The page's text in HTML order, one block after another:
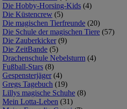
Die Hobby-Horsing-Kids (4)
Die Küstencrew (5)
Die magischen Tierfreunde (20)
Die Schule der magischen Tiere (57)
Die Zauberkicker (9)
Die ZeitBande (5)
Drachenschule Nebelsturm (4)
Fußball-Stars (8)
Gespensterjäger (4)
Gregs Tagebuch (19)
Lillys magische Schuhe (8)
Mein Lotta-Leben (31)